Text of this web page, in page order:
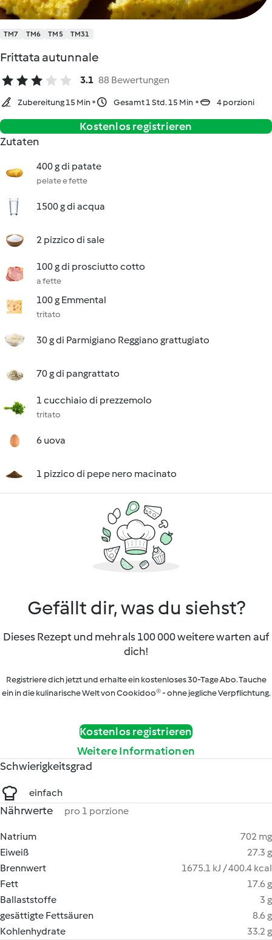
TM7 TM6 TM5 TM31
Frittata autunnale
3.1 88 Bewertungen
Zubereitung 15 Min Gesamt 1 Std. 15 Min 4 porzioni
Kostenlos registrieren
Zutaten
400 g di patate
pelate e fette
1500 g di acqua
2 pizzico di sale
100 g di prosciutto cotto
a fette
100 g Emmental
tritato
30 g di Parmigiano Reggiano grattugiato
70 g di pangrattato
1 cucchiaio di prezzemolo
tritato
6 uova
1 pizzico di pepe nero macinato
Gefällt dir, was du siehst?
Dieses Rezept und mehr als 100 000 weitere warten auf
dich!
Registriere dich jetzt und erhalte ein kostenloses 30-Tage Abo. Tauche
ein in die kulinarische Welt von Cookidoo® - ohne jegliche Verpflichtung.
Kostenlos registrieren
Weitere Informationen
Schwierigkeitsgrad
einfach
Nährwerte pro 1 porzione
Natrium
702 mg
Eiweiß
27.3 g
Brennwert
1675.1 kJ / 400.4 kcal
Fett
17.6 g
Ballaststoffe
3 g
gesättigte Fettsäuren
8.6 g
Kohlenhydrate
33.2 g